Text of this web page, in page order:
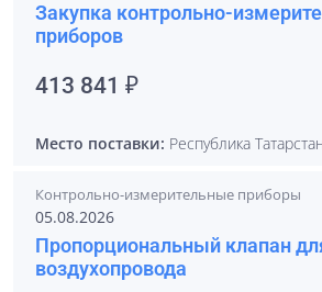
Закупка контрольно-
приборов
413 841 ₽
Место поставки: Республика
Контрольно-измерительные приборы
05.08.2026
Пропорциональный клапан
воздухопровода